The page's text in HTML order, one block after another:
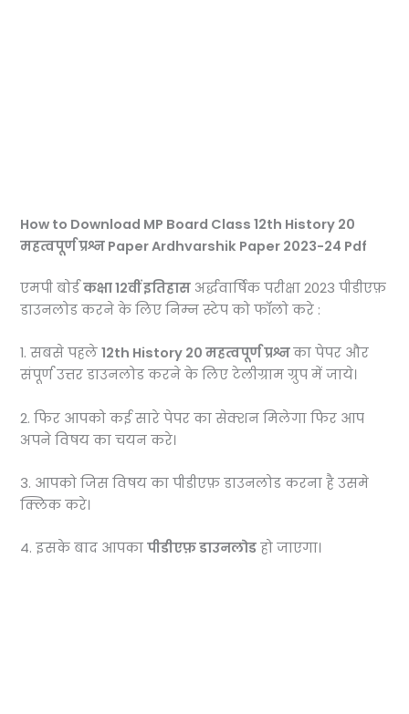
How to Download MP Board Class 12th History 20
महत्वपूर्ण प्रश्न Paper Ardhvarshik Paper 2023-24 Pdf
एमपी बोर्डकक्षा 12वीं इतिहास अर्द्धवार्षिक परीक्षा 2023 पीडीएफ़
डाउनलोड करने के लिए निम्न स्टेप को फॉलो करे :
1. सबसे पहले12th History 20 महत्वपूर्ण प्रश्नका पेपर और
संपूर्ण उत्तर डाउनलोड करने के लिए टेलीग्राम ग्रुप में जाये।
2. फिर आपको कई सारे पेपर का सेक्शन मिलेगा फिर आप
अपने विषय का चयन करे।
3. आपको जिस विषय का पीडीएफ़ डाउनलोड करना है उसमे
क्लिक करे।
4. इसके बाद आपकापीडीएफ़ डाउनलोड हो जाएगा।